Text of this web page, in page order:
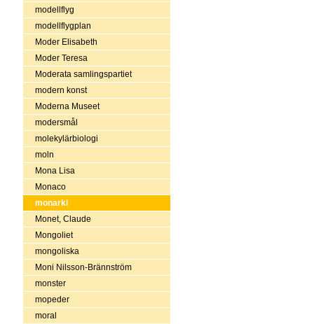
modellflyg
modellflygplan
Moder Elisabeth
Moder Teresa
Moderata samlingspartiet
modern konst
Moderna Museet
modersmål
molekylärbiologi
moln
Mona Lisa
Monaco
monarki
Monet, Claude
Mongoliet
mongoliska
Moni Nilsson-Brännström
monster
mopeder
moral